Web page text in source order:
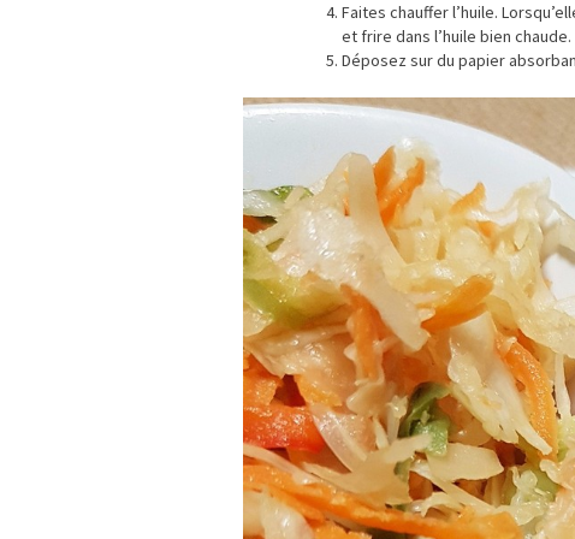
Faites chauffer l’huile.
et frire dans l’huile bien chaude.
Déposez sur du papier